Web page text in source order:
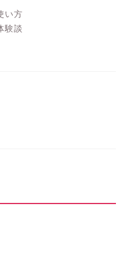
い方
験談